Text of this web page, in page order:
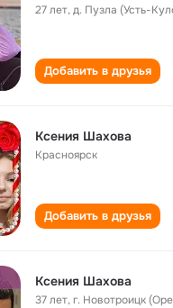
27 лет,д. Пузла (Усть-
Добавить в друзья
Ксения Шахова
Красноярск
Добавить в друзья
Ксения Шахова
37 лет,г. Новотроицк